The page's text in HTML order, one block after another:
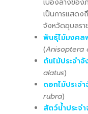
เบื้องล่างขอ
เป็นการแสดง
จังหวัดอุบลรา
พันธุ์ไม้มงคล
(Anisoptera
ต้นไม้ประจำ
alatus)
ดอกไม้ประจ
rubra)
สัตว์น้ำประจ